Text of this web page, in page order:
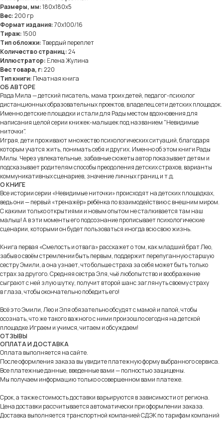
Размеры, мм:180х180х5
Вес:200 гр
Формат издания:70x100/16
Тираж:1500
Тип обложки:Твердый переплет
Количество страниц:24
Иллюстратор: Елена Жулина
Вес товара, г:220
Тип книги: Печатная книга
OБ АВТОРЕ
Рада Мила — детский писатель, мама троих детей, педагог-психолог
дистанционных образовательных проектов, владелец сети детских площадок.
Именно детские площадки и стали для Рады местом вдохновения для
написания целой серии книжек-малышек под названием "Невидимые
ниточки".
Играя, дети проживают множество психологических ситуаций, благодаря
которым учатся жить, понимать себя и других. Именно об этом книги Рады
Милы. Через увлекательные, забавные сюжеты автор показывает детям и
подсказывает родителям способы преодоления детских страхов, варианты
коммуникативных сценариев, значение личных границ и т.д.
О КНИГЕ
Все истории серии «Невидимые ниточки» происходят на детских площадках,
ведь они — первый «тренажёр» ребёнка по взаимодействию с внешним миром.
С какими только открытиями и новым опытом не сталкивается там наш
малыш! А в эти моменты его подсознание прописывает психологические
сценарии, которыми он будет пользоваться иногда всю свою жизнь.
Книга первая «Смелость и отвага» расскажет о том, как младший брат Лео,
забыв о своём стремлении быть первым, поддержит перепуганную старшую
сестру Эмили, а она узнает, что больше страха за себя может быть только
страх за другого. Средняя сестра Эля, чьё любопытство и воображение
сыграют с ней злую шутку, получит второй шанс заглянуть своему страху
в глаза, чтобы окончательно победить его!
Всё это Эмили, Лео и Эля обязательно обсудят с мамой и папой, чтобы
осознать, что же такого важного с ними произошло сегодня на детской
площадке.Играем и учимся, читаем и обсуждаем!
ОТЗЫВЫ
ОПЛАТА И ДОСТАВКА
Оплата выполняется на сайте.
После оформления заказа вы увидите платежную форму выбранного сервиса.
Все платежные данные, введенные вами — полностью защищены.
Мы получаем информацию только о совершенном вами платеже.
Срок, а также стоимость доставки варьируются в зависимости от региона.
Цена доставки рассчитывается автоматически при оформлении заказа.
Доставка выполняется транспортной компанией СДЭК по тарифам компаний
каталог
Меню
наши художники
сотрудничество
события
Информация
оплата и доставка
контакты
политика
конфиденциальнности
распространение ПДН
[Другое я в буквах]
согласие на обработку
персональных данных
+7 (915 )262-67-93
info@alteregobook.ru
вконтакте
ООО «AЛЬТЕР ЭГО ФИЛЬМ»
инн 5032310188
огрн 1195081053441
2021-2026
Яндекс Маркет
ИП Дунаева Я.А.
инн 770408757908
огрнип 324774600096517
Учредители: